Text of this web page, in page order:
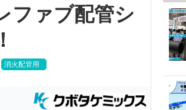
ファブ配管シ
消火配管用